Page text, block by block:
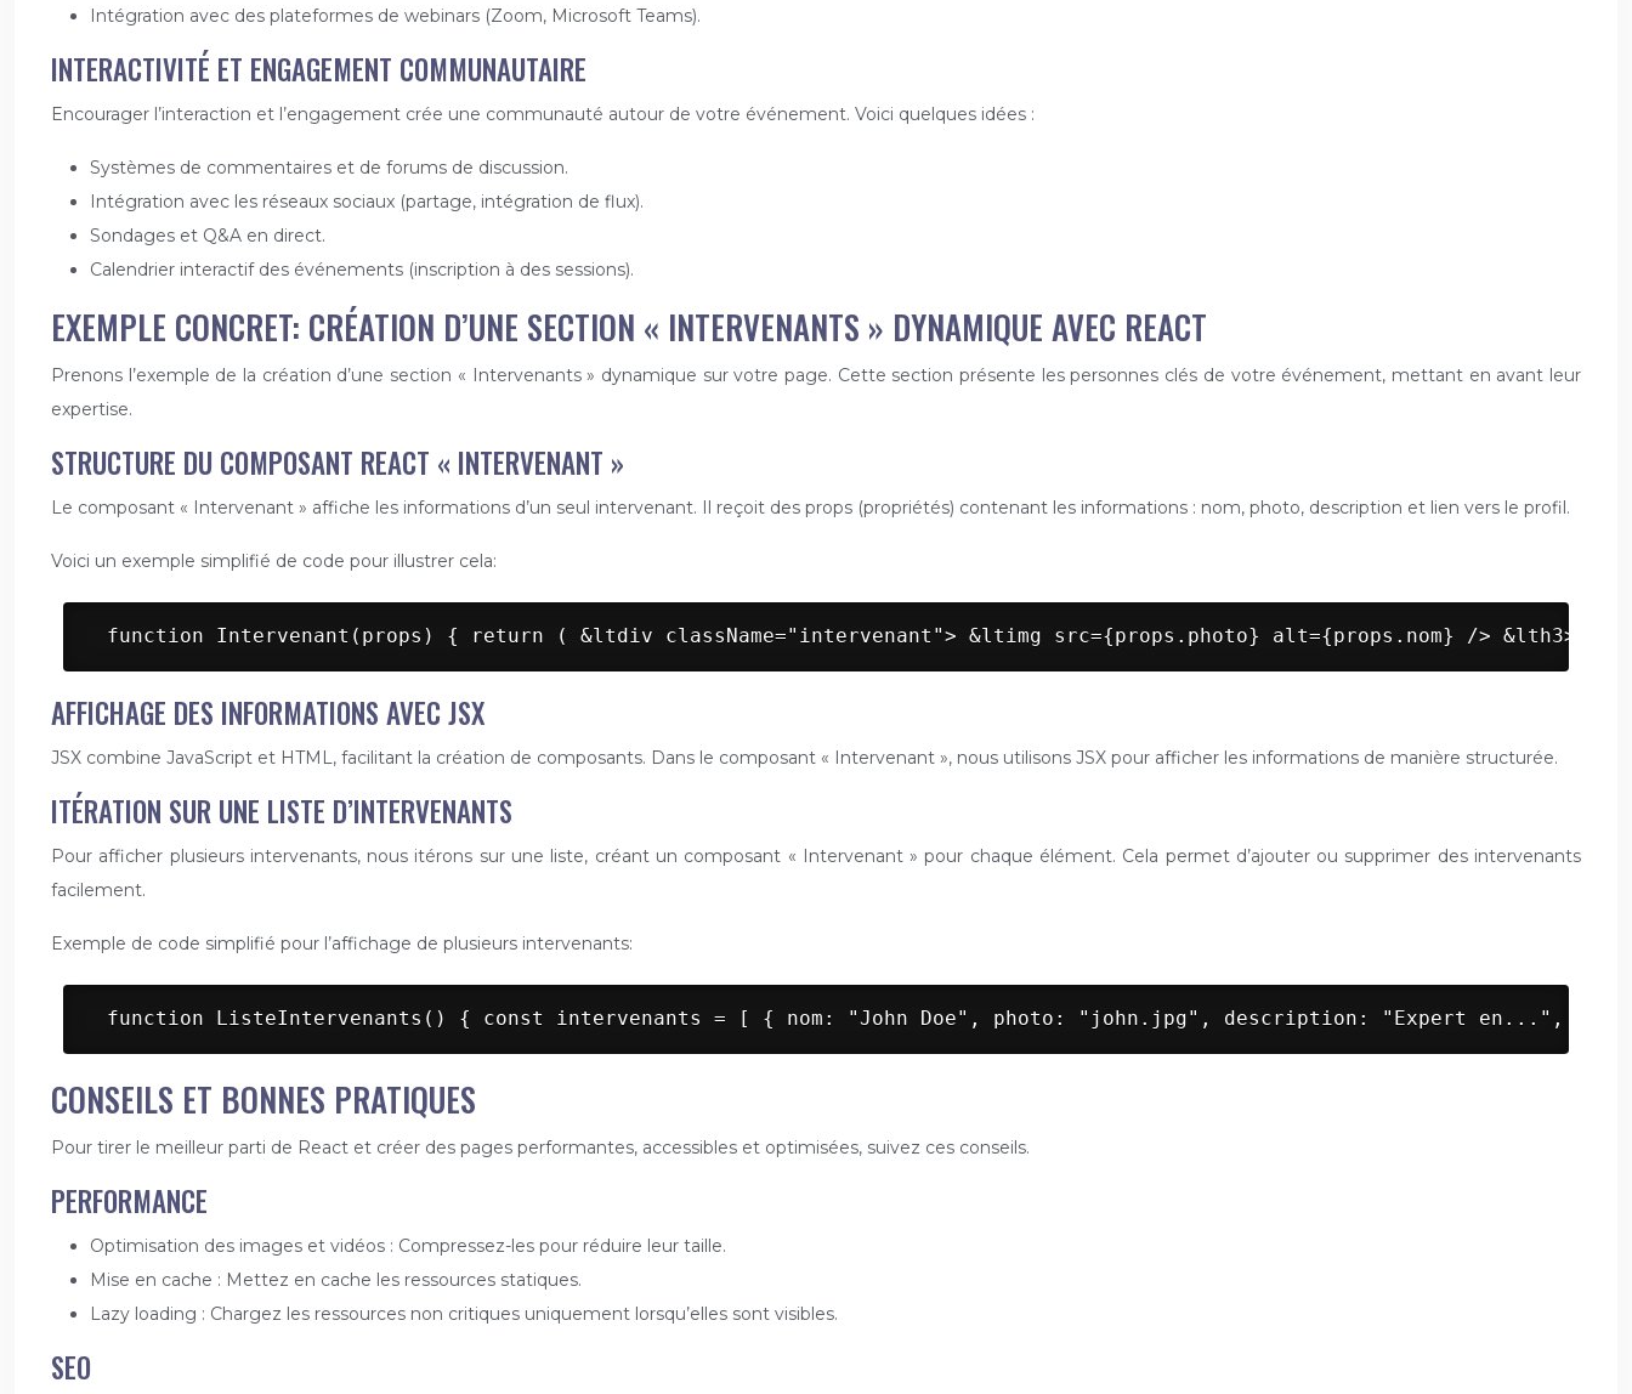
Intégration avec des plateformes de webinars (Zoom, Microsoft Teams).
INTERACTIVITÉ ET ENGAGEMENT COMMUNAUTAIRE
Encourager l’interaction et l’engagement crée une communauté autour de votre événement. Voici quelques idées :
Systèmes de commentaires et de forums de discussion.
Intégration avec les réseaux sociaux (partage, intégration de flux).
Sondages et Q&A en direct.
Calendrier interactif des événements (inscription à des sessions).
EXEMPLE CONCRET: CRÉATION D’UNE SECTION « INTERVENANTS » DYNAMIQUE AVEC REACT
Prenons l’exemple de la création d’une section « Intervenants » dynamique sur votre page. Cette section présente les personnes clés de votre événement, mettant en avant leur
expertise.
STRUCTURE DU COMPOSANT REACT « INTERVENANT »
Le composant « Intervenant » affiche les informations d’un seul intervenant. Il reçoit des props (propriétés) contenant les informations : nom, photo, description et lien vers le profil.
Voici un exemple simplifié de code pour illustrer cela:
function Intervenant(props) { return ( &ltdiv className="intervenant"> &ltimg src={props.photo} alt={props.nom} />
AFFICHAGE DES INFORMATIONS AVEC JSX
JSX combine JavaScript et HTML, facilitant la création de composants. Dans le composant « Intervenant », nous utilisons JSX pour afficher les informations de manière structurée.
ITÉRATION SUR UNE LISTE D’INTERVENANTS
Pour afficher plusieurs intervenants, nous itérons sur une liste, créant un composant « Intervenant » pour chaque élément. Cela permet d’ajouter ou supprimer des intervenants
facilement.
Exemple de code simplifié pour l’affichage de plusieurs intervenants:
function ListeIntervenants() { const intervenants = [ { nom: "John Doe", photo: "john.jpg", description: "Expert en...",
CONSEILS ET BONNES PRATIQUES
Pour tirer le meilleur parti de React et créer des pages performantes, accessibles et optimisées, suivez ces conseils.
PERFORMANCE
Optimisation des images et vidéos : Compressez-les pour réduire leur taille.
Mise en cache : Mettez en cache les ressources statiques.
Lazy loading : Chargez les ressources non critiques uniquement lorsqu’elles sont visibles.
SEO